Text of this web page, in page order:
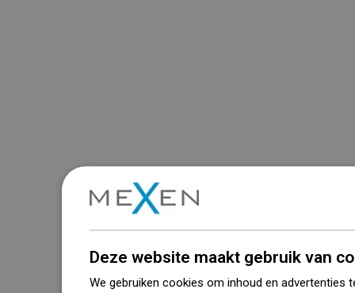
Deze website maakt gebruik van
We gebruiken cookies om inhoud en advertenties